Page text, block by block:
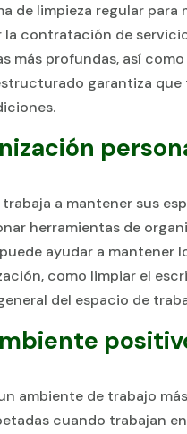
de limpieza regular
contratación de
más profundas, así
garantiza
a mantener sus
herramientas de
ayudar a mantener
como limpiar el
del espacio de
ambiente de trabajo
cuando trabajan